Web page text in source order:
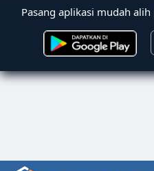
Pasang aplikasi mudah